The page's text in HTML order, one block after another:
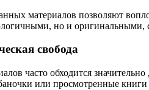
материалов позволяют
но и
свобода
часто обходится
или просмотренные